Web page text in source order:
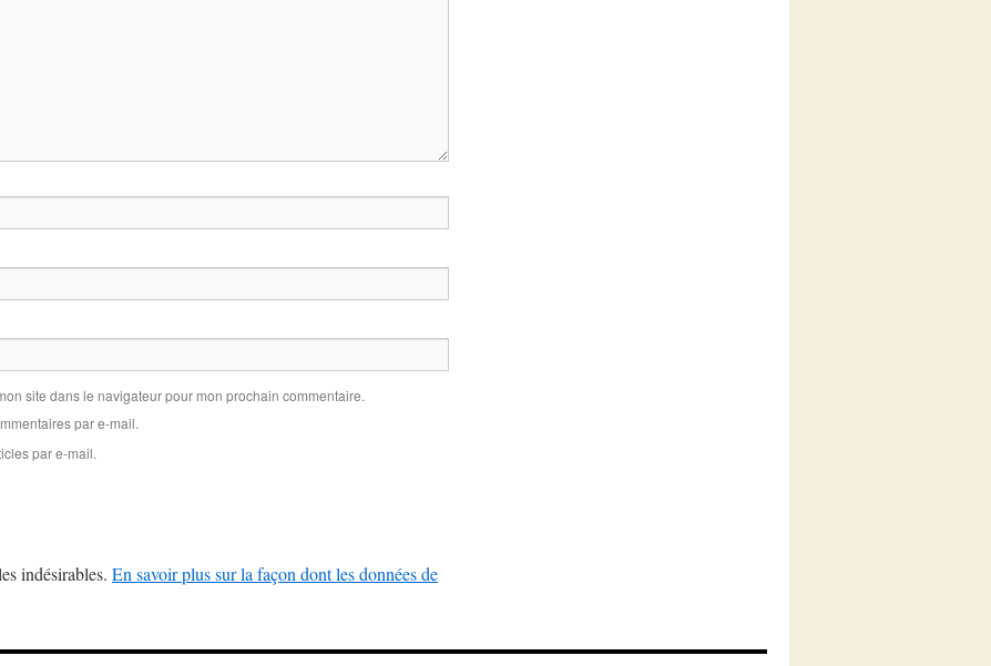
site dans le navigateur pour mon prochain commentaire.
par e-mail.
par e-mail.
indésirables. En savoir plus sur la façon dont les données de